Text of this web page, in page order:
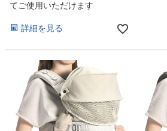
てご使用いただけます
詳細を見る